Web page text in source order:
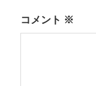
ン
コメント ※